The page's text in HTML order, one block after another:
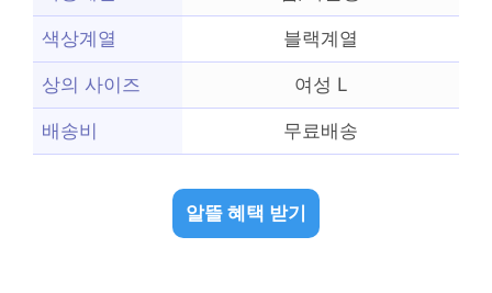
색상계열 블랙계열
상의 사이즈 여성 L
배송비 무료배송
알뜰 혜택 받기